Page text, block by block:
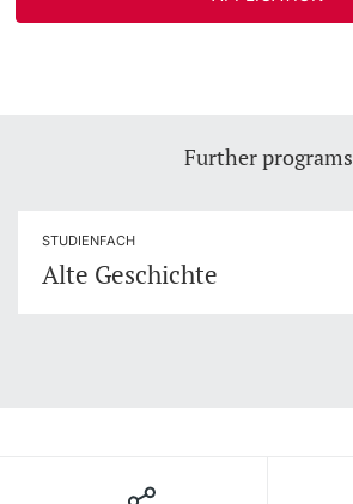
Further programs
STUDIENFACH
Alte Geschichte